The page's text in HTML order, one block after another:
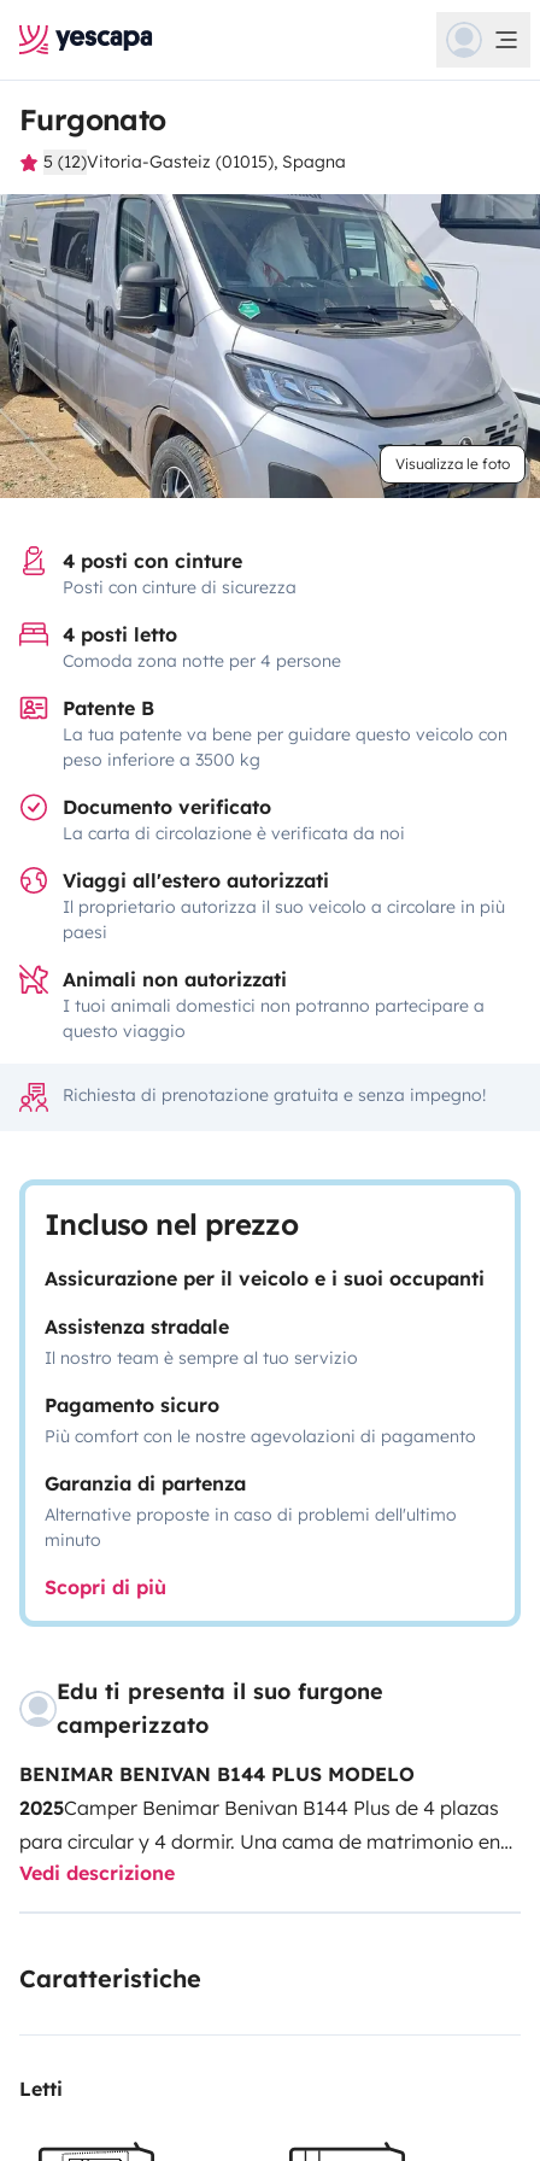
Furgonato
5 (12)Vitoria-Gasteiz (01015), Spagna
Visualizza le foto
4 posti con cinture
Posti con cinture di sicurezza
4 posti letto
Comoda zona notte per 4 persone
Patente B
La tua patente va bene per guidare questo veicolo con
peso inferiore a 3500 kg
Documento verificato
La carta di circolazione è verificata da noi
Viaggi all'estero autorizzati
Il proprietario autorizza il suo veicolo a circolare in più
paesi
Animali non autorizzati
I tuoi animali domestici non potranno partecipare a
questo viaggio
Richiesta di prenotazione gratuita e senza impegno!
Incluso nel prezzo
Assicurazione per il veicolo e i suoi occupanti
Assistenza stradale
Il nostro team è sempre al tuo servizio
Pagamento sicuro
Più comfort con le nostre agevolazioni di pagamento
Garanzia di partenza
Alternative proposte in caso di problemi dell'ultimo
minuto
Scopri di più
Edu ti presenta il suo furgone
camperizzato
BENIMAR BENIVAN B144 PLUS MODELO
2025Camper Benimar Benivan B144 Plus de 4 plazas
para circular y 4 dormir. Una cama de matrimonio en
la parte posterior y cama de matrimonio en techo
elevable. En su interior dispone de nuevo fregadero y
138L. Cuarto de aseo con ventana y una ducha. Mesa
entrada. Ventanas de doble vidrio (con oscurecedores
delanteros y retrovisores eléctricos y
Vedi descrizione
Caratteristiche
Letti